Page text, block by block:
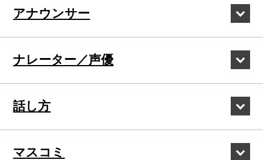
アナウンサー
ナレーター／声優
話し方
マスコミ